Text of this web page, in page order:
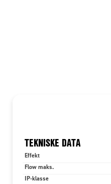
TEKNISKE DATA
Effekt
Flow maks.
IP-klasse